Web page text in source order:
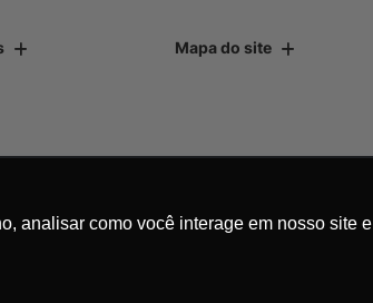
analisar como você interage em nosso site e
Mapa do site
política de cookies e para proteger